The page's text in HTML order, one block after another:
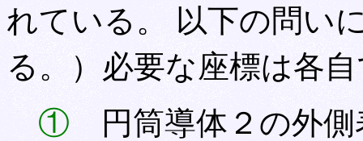
れている。 以下の問い
る。）必要な座標は各
① 円筒導体２の外側